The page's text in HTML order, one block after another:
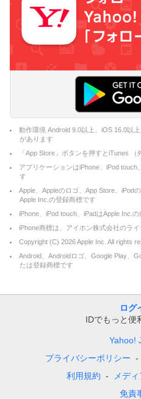
動作環境 Android 9.0以上、iOS 16.0以
があります
「App Store」ボタンを押すとiTunes
アプリケーションはiPhone、iPod touch
す
Apple、Appleのロゴ、App Store、iPod
Apple Inc.の登録商標です
iPhone、iPod touch、iPadはApple Inc.の
iPhone商標は、アイホン株式会社のラ
Copyright (C) 2026Apple Inc. All rights
Android、Androidロゴ、Google Play、
たは登録商標です
ログ
IDでもっと便
Yahoo!
プライバシーポリシー
利用規約
メデ
免責